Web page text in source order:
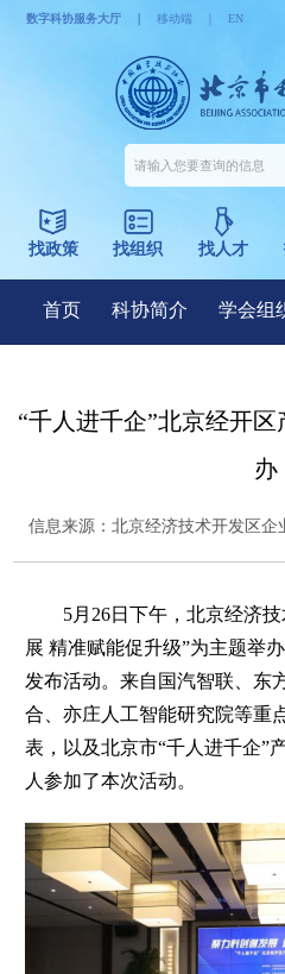
“千人进千企”北京经开
办
信息来源： 北京经济技术开发区企
5月26日下午，北京经济技
展 精准赋能促升级”为主题举
发布活动。来自国汽智联、东
合、亦庄人工智能研究院等重
表，以及北京市“千人进千企”
人参加了本次活动。